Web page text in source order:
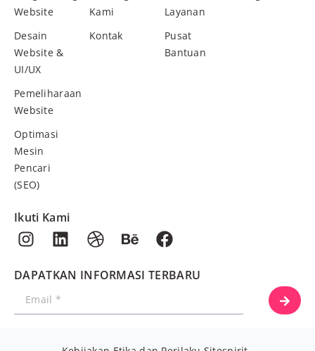
Website
Desain
Website &
UI/UX
Pemeliharaan
Website
Optimasi
Mesin
Pencari
(SEO)
Kami
Kontak
Layanan
Pusat
Bantuan
Ikuti Kami
DAPATKAN INFORMASI TERBARU